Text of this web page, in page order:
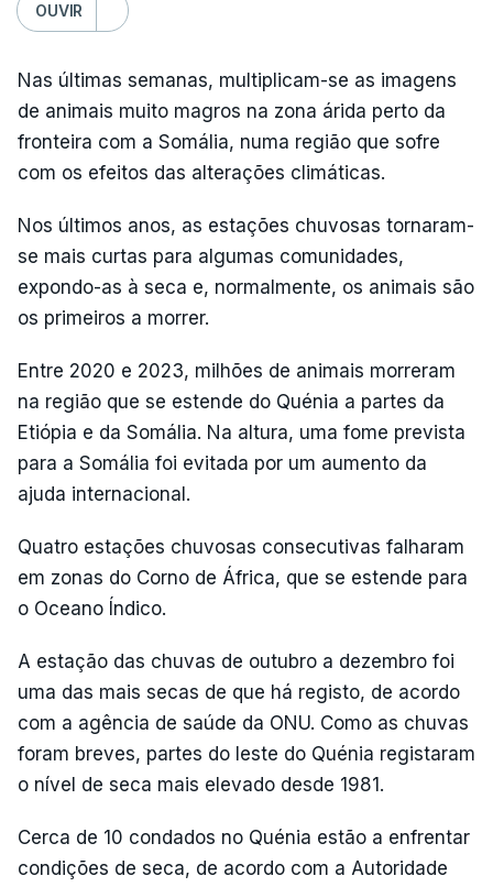
OUVIR
Nas últimas semanas, multiplicam-se as imagens
de animais muito magros na zona árida perto da
fronteira com a Somália, numa região que sofre
com os efeitos das alterações climáticas.
Nos últimos anos, as estações chuvosas tornaram-
se mais curtas para algumas comunidades,
expondo-as à seca e, normalmente, os animais são
os primeiros a morrer.
Entre 2020 e 2023, milhões de animais morreram
na região que se estende do Quénia a partes da
Etiópia e da Somália. Na altura, uma fome prevista
para a Somália foi evitada por um aumento da
ajuda internacional.
Quatro estações chuvosas consecutivas falharam
em zonas do Corno de África, que se estende para
o Oceano Índico.
A estação das chuvas de outubro a dezembro foi
uma das mais secas de que há registo, de acordo
com a agência de saúde da ONU. Como as chuvas
foram breves, partes do leste do Quénia registaram
o nível de seca mais elevado desde 1981.
Cerca de 10 condados no Quénia estão a enfrentar
condições de seca, de acordo com a Autoridade